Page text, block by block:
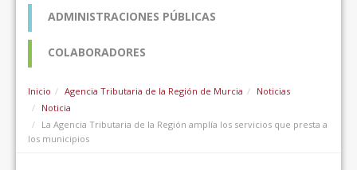
ADMINISTRACIONES PÚBLICAS
COLABORADORES
Inicio Agencia Tributaria de la Región de Murcia
Noticias
Noticia
La Agencia Tributaria de la Región amplía los servicios que presta a
los municipios